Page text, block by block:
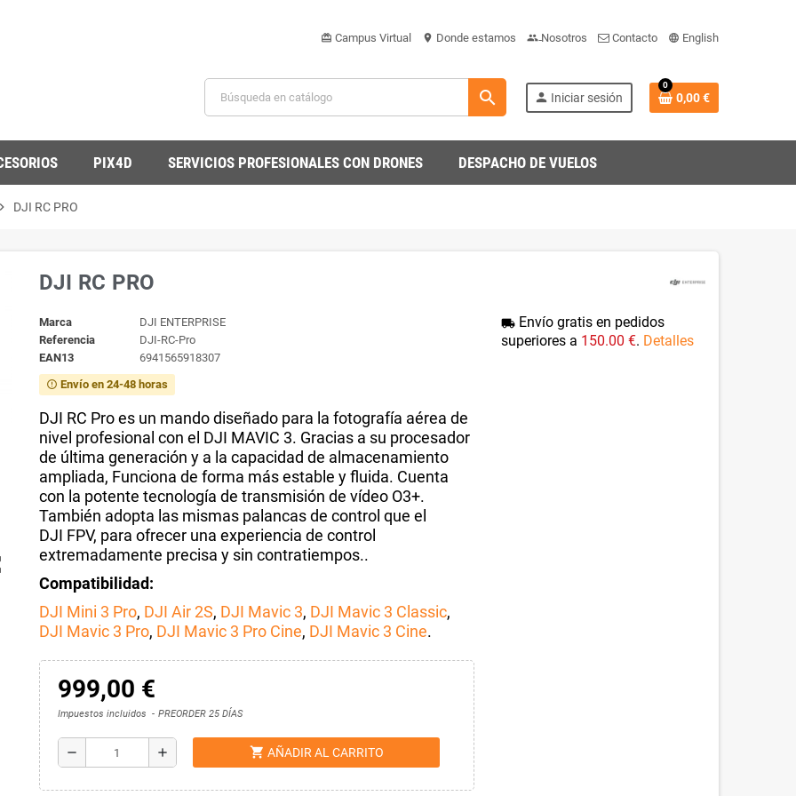
card_giftcard Campus Virtual location_on Donde estamos people-team
Nosotros Contacto English
search person Iniciar sesión
0
0,00 €
PIX4D SERVICIOS PROFESIONALES CON DRONES DESPACHO DE VUELOS
chevron_right DJI RC PRO
DJI RC PRO
Marca
DJI ENTERPRISE
Referencia
DJI-RC-Pro
EAN13
6941565918307
error_outline Envío en 24-48 horas
DJI RC Pro es un mando diseñado para la fotografía aérea de
nivel profesional con el DJI MAVIC 3. Gracias a su procesador
de última generación y a la capacidad de almacenamiento
ampliada, Funciona de forma más estable y fluida. Cuenta
con la potente tecnología de transmisión de vídeo O3+.
También adopta las mismas palancas de control que el
DJI FPV, para ofrecer una experiencia de control
extremadamente precisa y sin contratiempos..
Compatibilidad:
DJI Mini 3 Pro, DJI Air 2S, DJI Mavic 3, DJI Mavic 3 Classic,
DJI Mavic 3 Pro, DJI Mavic 3 Pro Cine, DJI Mavic 3 Cine.
999,00 €
Impuestos incluidos PREORDER 25 DÍAS
remove add shopping_cart AÑADIR AL CARRITO
local_shippingEnvío gratis en pedidos
superiores a 150.00 €. Detalles